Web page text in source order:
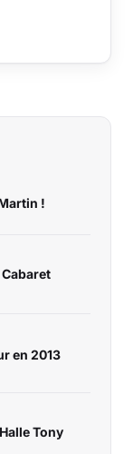
!
en 2013
Tony